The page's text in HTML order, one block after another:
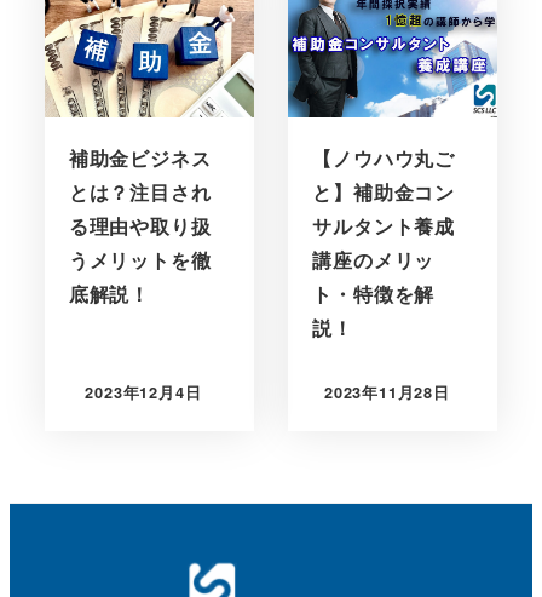
補助金ビジネス
とは？注目され
る理由や取り扱
うメリットを徹
底解説！
2023年12月4日
【ノウハウ丸ご
と】補助金コン
サルタント養成
講座のメリッ
ト・特徴を解
説！
2023年11月28日